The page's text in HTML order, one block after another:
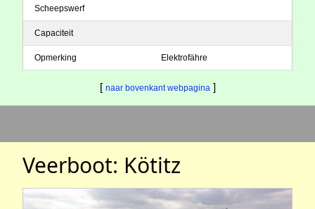
Scheepswerf
Capaciteit
Opmerking Elektrofähre
[ naar bovenkant webpagina ]
Veerboot: Kötitz